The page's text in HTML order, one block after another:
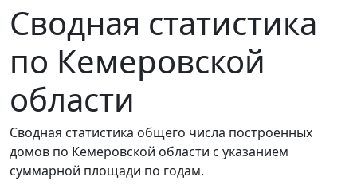
Сводная статистика
по Кемеровской
области
Сводная статистика общего числа построенных
домов по Кемеровской области с указанием
суммарной площади по годам.